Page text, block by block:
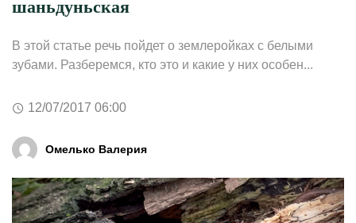
шаньдуньская
В этой статье речь пойдет о землеройках с белыми
зубами. Разберемся, кто это и какие у них особен...
12/07/2017 06:00
Омелько Валерия